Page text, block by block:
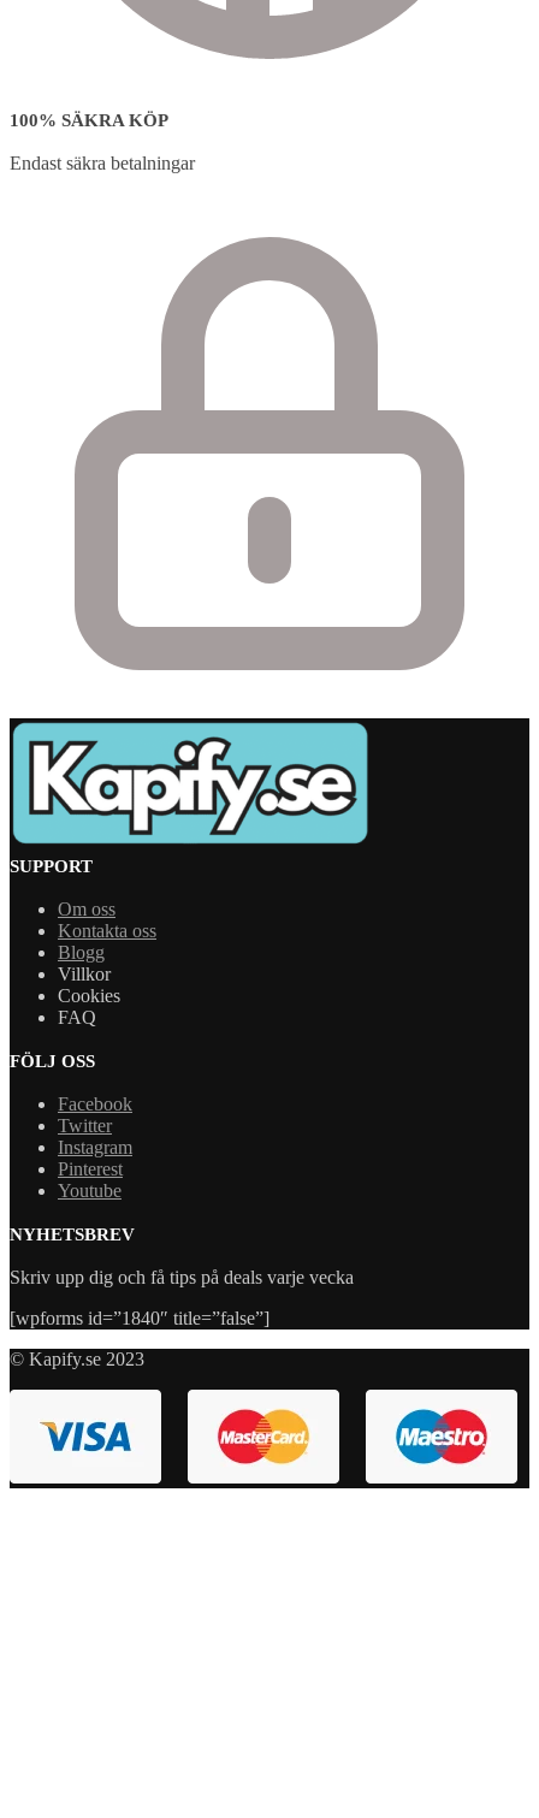
100% SÄKRA KÖP
Endast säkra betalningar
SUPPORT
Om oss
Kontakta oss
Blogg
Villkor
Cookies
FAQ
FÖLJ OSS
Facebook
Twitter
Instagram
Pinterest
Youtube
NYHETSBREV
Skriv upp dig och få tips på deals varje vecka
[wpforms id=”1840″ title=”false”]
© Kapify.se 2023